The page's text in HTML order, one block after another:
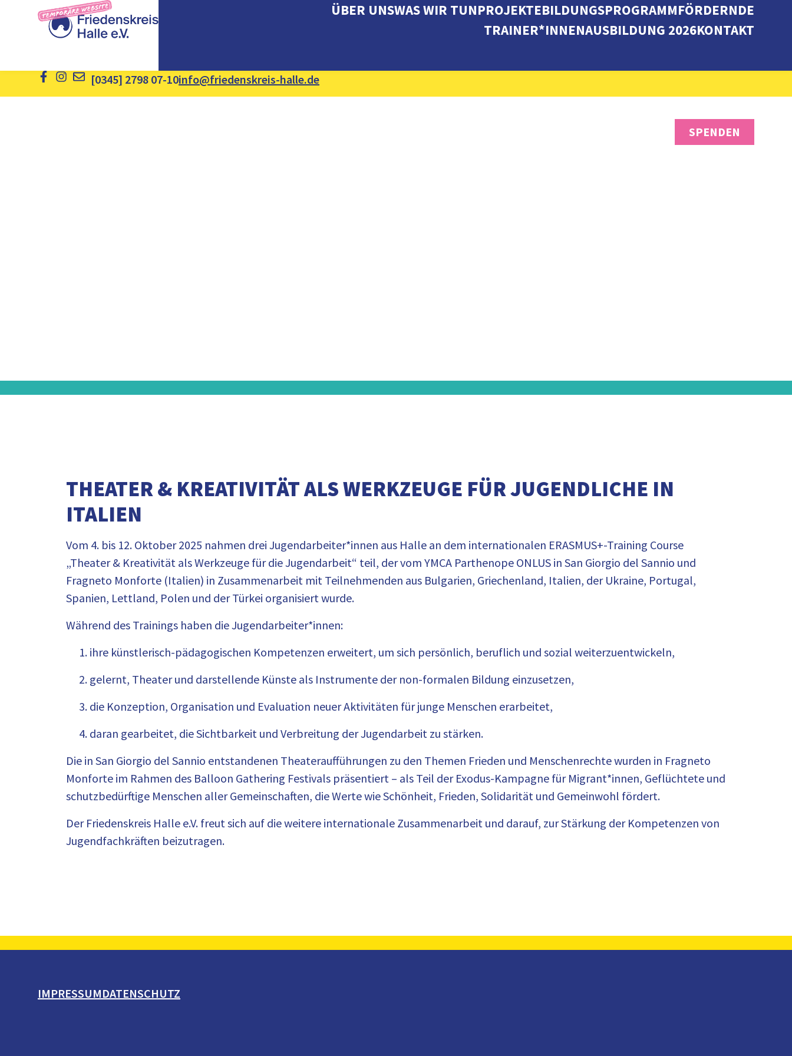
ÜBER UNSWAS WIR TUNPROJEKTEBILDUNGSPROGRAMMFÖRDERNDE
TRAINER*INNENAUSBILDUNG 2026KONTAKT
[0345] 2798 07-10info@friedenskreis-halle.de
SPENDEN
THEATER & KREATIVITÄT ALS WERKZEUGE FÜR JUGENDLICHE IN
ITALIEN
Vom 4. bis 12. Oktober 2025 nahmen drei Jugendarbeiter*innen aus Halle an dem internationalen ERASMUS+-Training Course
„Theater & Kreativität als Werkzeuge für die Jugendarbeit“ teil, der vom YMCA Parthenope ONLUS in San Giorgio del Sannio und
Fragneto Monforte (Italien) in Zusammenarbeit mit Teilnehmenden aus Bulgarien, Griechenland, Italien, der Ukraine, Portugal,
Spanien, Lettland, Polen und der Türkei organisiert wurde.
Während des Trainings haben die Jugendarbeiter*innen:
ihre künstlerisch-pädagogischen Kompetenzen erweitert, um sich persönlich, beruflich und sozial weiterzuentwickeln,
gelernt, Theater und darstellende Künste als Instrumente der non-formalen Bildung einzusetzen,
die Konzeption, Organisation und Evaluation neuer Aktivitäten für junge Menschen erarbeitet,
daran gearbeitet, die Sichtbarkeit und Verbreitung der Jugendarbeit zu stärken.
Die in San Giorgio del Sannio entstandenen Theateraufführungen zu den Themen Frieden und Menschenrechte wurden in Fragneto
Monforte im Rahmen des Balloon Gathering Festivals präsentiert – als Teil der Exodus-Kampagne für Migrant*innen, Geflüchtete und
schutzbedürftige Menschen aller Gemeinschaften, die Werte wie Schönheit, Frieden, Solidarität und Gemeinwohl fördert.
Der Friedenskreis Halle e.V. freut sich auf die weitere internationale Zusammenarbeit und darauf, zur Stärkung der Kompetenzen von
Jugendfachkräften beizutragen.
IMPRESSUMDATENSCHUTZ